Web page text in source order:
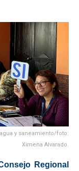
y saneamiento/foto:
Ximena Alvarado.
Regional